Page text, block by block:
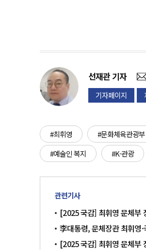
선재관 기자
기자페이지
#최휘영 #문화체육관광부
#예술인 복지
#K-관광
관련기사
[2025 국감] 최휘영 문체부
李대통령, 문체장관 최휘영
[2025 국감] 최휘영 문체부